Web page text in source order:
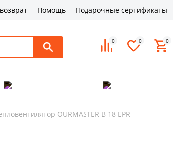
Помощь Подарочные сертификаты
0 0 0
OURMASTER B 18 EPR